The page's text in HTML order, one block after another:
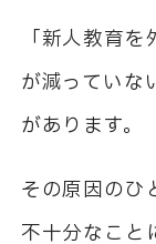
「新人教育
が減っていな
があります。
その原因のひ
不十分なこと